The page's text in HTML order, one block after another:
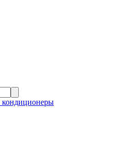
кондиционеры